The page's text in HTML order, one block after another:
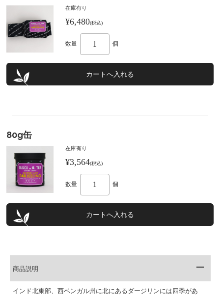
在庫有り
¥6,480(税込)
数量 個
80g缶
在庫有り
¥3,564(税込)
数量 個
商品説明
インド北東部、西ベンガル州に北にあるダージリンには四季があ